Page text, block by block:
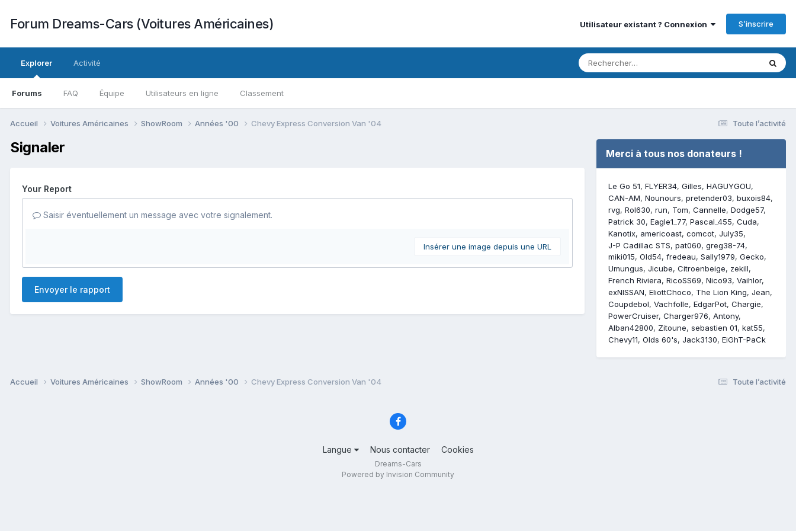
Forum Dreams-Cars (Voitures Américaines) Utilisateur existant ? Connexion S’inscrire
Explorer
Forums FAQ Équipe Utilisateurs en ligne Classement
Activité
Toute l’activité
Accueil Voitures Américaines ShowRoom Années '00 Chevy Express Conversion Van '04
Signaler
Your Report
Saisir éventuellement un message avec votre signalement.
Insérer une image depuis une URL
Envoyer le rapport
Merci à tous nos donateurs !
Le Go 51 FLYER34 Gilles HAGUYGOU
CAN-AM Nounours pretender03 buxois84
rvg Rol630 run Tom Cannelle Dodge57
Patrick 30 Eagle1_77 Pascal_455 Cuda
Kanotix americoast comcot July35
J-P Cadillac STS pat060 greg38-74
miki015 Old54 fredeau Sally1979 Gecko
Umungus Jicube Citroenbeige
zekill
French Riviera RicoSS69 Nico93 Vaihlor
exNISSAN EliottChoco The Lion King Jean
Coupdebol Vachfolle EdgarPot Chargie
PowerCruiser Charger976 Antony
Alban42800
Zitoune sebastien 01 kat55
Chevy11 Olds 60's Jack3130 EiGhT-PaCk
Toute l’activité
Accueil Voitures Américaines ShowRoom Années '00 Chevy Express Conversion Van '04
Langue Nous contacter Cookies
Dreams-Cars
Powered by Invision Community